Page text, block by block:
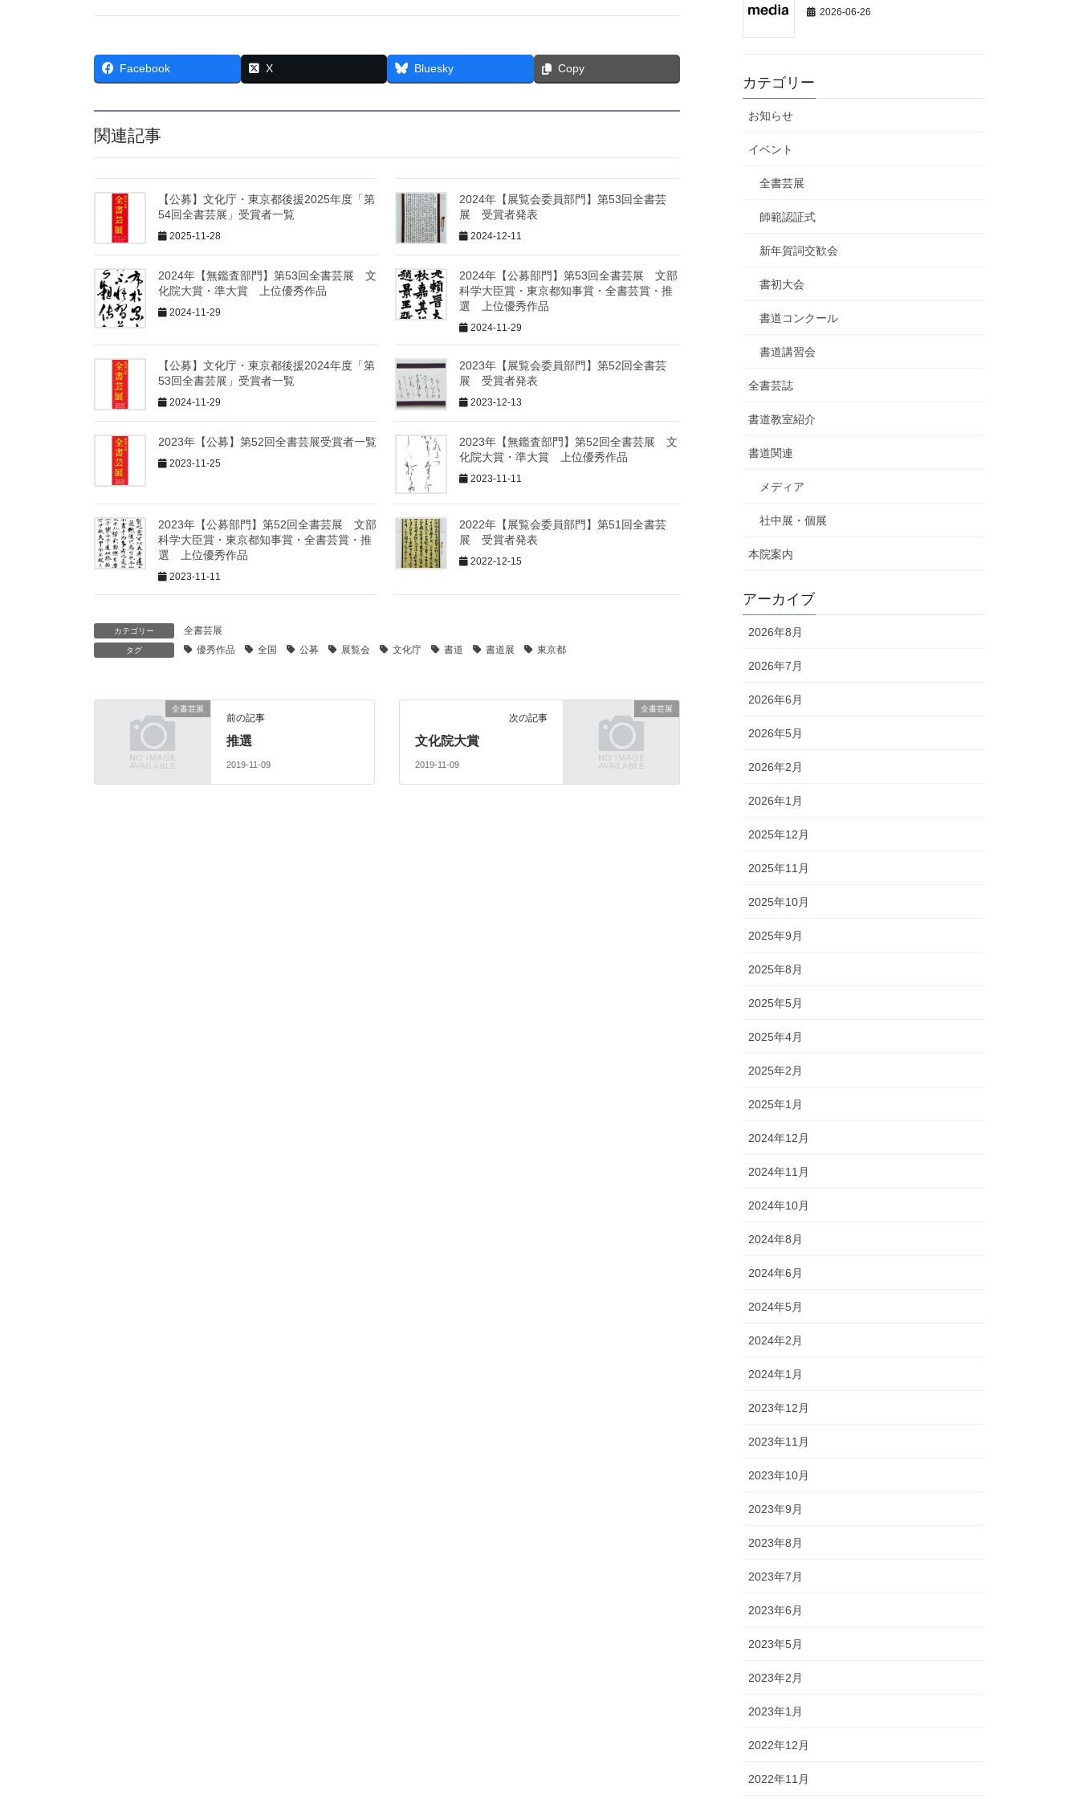
Facebook X Bluesky Copy
関連記事
【公募】文化庁・東京都後援2025年度「第
54回全書芸展」受賞者一覧
2025-11-28
2024年【展覧会委員部門】第53回全書芸
展 受賞者発表
2024-12-11
2024年【無鑑査部門】第53回全書芸展 文
化院大賞・準大賞 上位優秀作品
2024-11-29
2024年【公募部門】第53回全書芸展 文部
科学大臣賞・東京都知事賞・全書芸賞・推
選 上位優秀作品
2024-11-29
【公募】文化庁・東京都後援2024年度「第
53回全書芸展」受賞者一覧
2024-11-29
2023年【展覧会委員部門】第52回全書芸
展 受賞者発表
2023-12-13
2023年【公募】第52回全書芸展受賞者一覧
2023-11-25
2023年【無鑑査部門】第52回全書芸展 文
化院大賞・準大賞 上位優秀作品
2023-11-11
2023年【公募部門】第52回全書芸展 文部
科学大臣賞・東京都知事賞・全書芸賞・推
選 上位優秀作品
2023-11-11
2022年【展覧会委員部門】第51回全書芸
展 受賞者発表
2022-12-15
カテゴリー 全書芸展
タグ 優秀作品 全国 公募 展覧会 文化庁 書道 書道展 東京都
全書芸展
前の記事
推選
2019-11-09
全書芸展
次の記事
文化院大賞
2019-11-09
2026-06-26
カテゴリー
お知らせ
イベント
全書芸展
師範認証式
新年賀詞交歓会
書初大会
書道コンクール
書道講習会
全書芸誌
書道教室紹介
書道関連
メディア
社中展・個展
本院案内
アーカイブ
2026年8月
2026年7月
2026年6月
2026年5月
2026年2月
2026年1月
2025年12月
2025年11月
2025年10月
2025年9月
2025年8月
2025年5月
2025年4月
2025年2月
2025年1月
2024年12月
2024年11月
2024年10月
2024年8月
2024年6月
2024年5月
2024年2月
2024年1月
2023年12月
2023年11月
2023年10月
2023年9月
2023年8月
2023年7月
2023年6月
2023年5月
2023年2月
2023年1月
2022年12月
2022年11月